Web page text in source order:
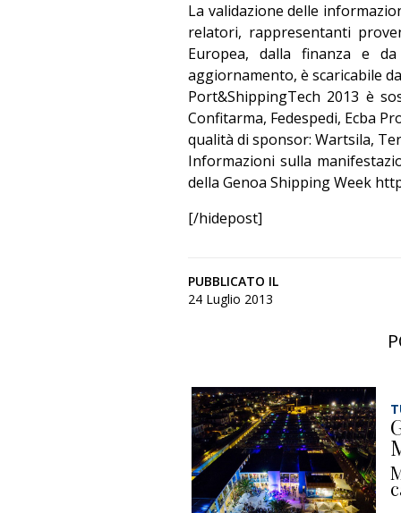
La validazione delle
relatori, rappresentanti
Europea, dalla finanza e
aggiornamento, è scaricabile
Port&ShippingTech 2013 è
Confitarma, Fedespedi, Ecba
qualità di sponsor: Wartsila,
Informazioni sulla
della Genoa Shipping Week
[/hidepost]
PUBBLICATO IL
24 Luglio 2013